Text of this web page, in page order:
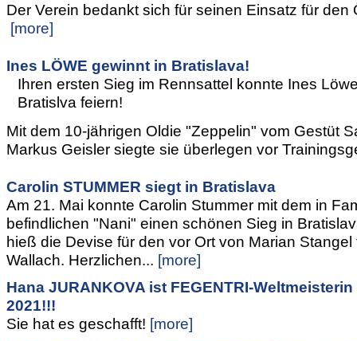
Der Verein bedankt sich für seinen Einsatz für den
[more]
Ines LÖWE gewinnt in Bratislava!
Ihren ersten Sieg im Rennsattel konnte Ines
Bratislva feiern!
Mit dem 10-jährigen Oldie "Zeppelin" vom Gestüt
Markus Geisler siegte sie überlegen vor
Carolin STUMMER siegt in Bratislava
Am 21. Mai konnte Carolin Stummer mit dem in
befindlichen "Nani" einen schönen Sieg in
hieß die Devise für den vor Ort von Marian Stangel
Wallach. Herzlichen... [more]
Hana JURANKOVA ist FEGENTRI-Weltmeisterin
2021!!!
Sie hat es geschafft! [more]